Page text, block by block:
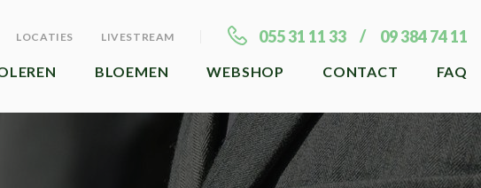
LOCATIES LIVESTREAM 055 31 11 33 09 384 74 11
BLOEMEN WEBSHOP CONTACT FAQ